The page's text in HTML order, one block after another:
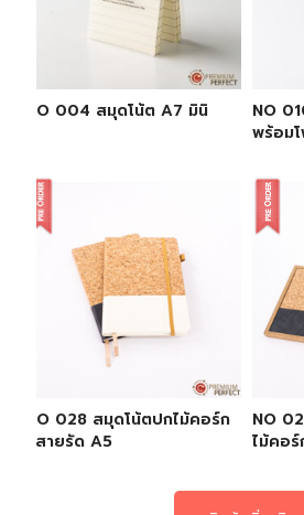
NO 004 สมุดโน้ต A7 มินิ
NO
พร้อม
NO 028 สมุดโน้ตปกไม้คอร์ก
มีสายรัด A5
NO
ไม้คอร์